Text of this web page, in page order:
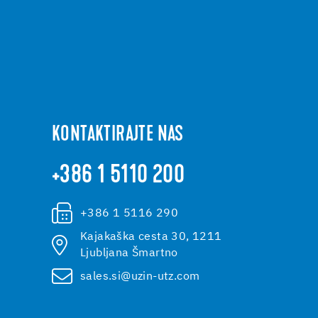
KONTAKTIRAJTE NAS
+386 1 5110 200
+386 1 5116 290
Kajakaška cesta 30, 1211
Ljubljana Šmartno
sales.si@uzin-utz.com